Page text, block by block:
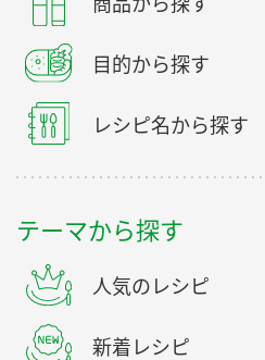
目的から探す
レシピ名から探す
テーマから探す
人気のレシピ
新着レシピ